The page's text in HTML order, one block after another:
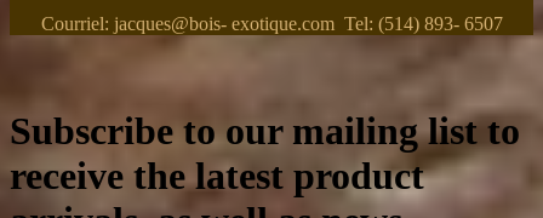
Courriel: jacques@bois- exotique.com Tel: (514) 893- 6507
Subscribe to our mailing list to
receive the latest product